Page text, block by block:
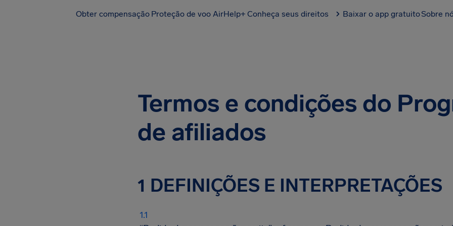
Obter compensação Proteção de voo AirHelp+ Conheça seus direitos Baixar o app gratuitoSobre
Termos e condições do
de afiliados
1 DEFINIÇÕES E INTERPRETAÇÕES